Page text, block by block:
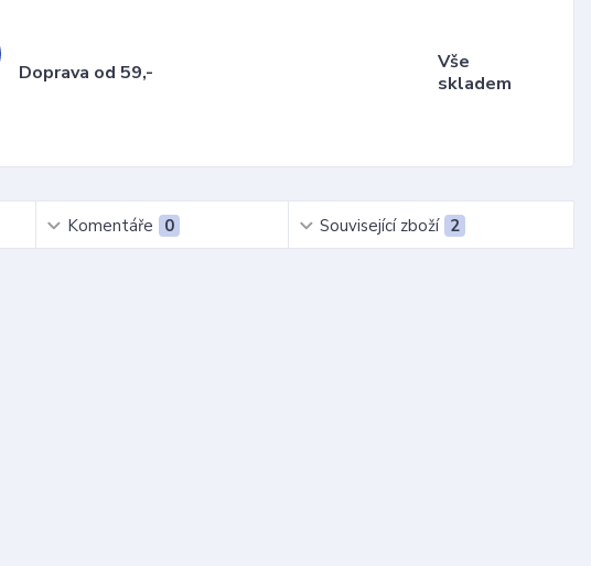
Doprava od 59,-
Vše
skladem
Komentáře 0 Související zboží 2